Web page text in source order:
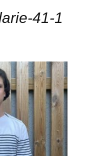
41-1